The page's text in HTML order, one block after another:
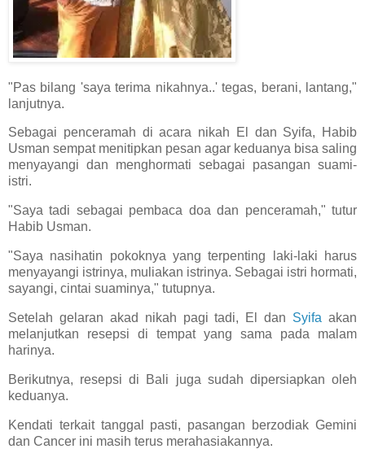
"Pas bilang 'saya terima nikahnya..' tegas, berani, lantang,"
lanjutnya.
Sebagai penceramah di acara nikah El dan Syifa, Habib
Usman sempat menitipkan pesan agar keduanya bisa saling
menyayangi dan menghormati sebagai pasangan suami-
istri.
"Saya tadi sebagai pembaca doa dan penceramah," tutur
Habib Usman.
"Saya nasihatin pokoknya yang terpenting laki-laki harus
menyayangi istrinya, muliakan istrinya. Sebagai istri hormati,
sayangi, cintai suaminya," tutupnya.
Setelah gelaran akad nikah pagi tadi, El dan Syifaakan
melanjutkan resepsi di tempat yang sama pada malam
harinya.
Berikutnya, resepsi di Bali juga sudah dipersiapkan oleh
keduanya.
Kendati terkait tanggal pasti, pasangan berzodiak Gemini
dan Cancer ini masih terus merahasiakannya.